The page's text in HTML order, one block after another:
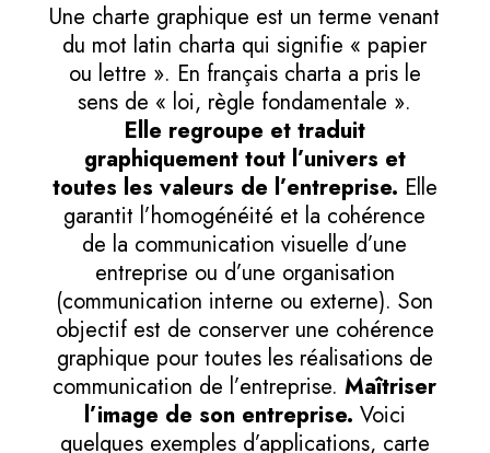
Une charte graphique est un terme venant
du mot latin charta qui signifie « papier
ou lettre ». En français charta a pris le
sens de « loi, règle fondamentale ».
Elle regroupe et traduit
graphiquement tout l’univers et
toutes les valeurs de l’entreprise. Elle
garantit l’homogénéité et la cohérence
de la communication visuelle d’une
entreprise ou d’une organisation
(communication interne ou externe). Son
objectif est de conserver une cohérence
graphique pour toutes les réalisations de
communication de l’entreprise.Maîtriser
l’image de son entreprise. Voici
quelques exemples d’applications, carte